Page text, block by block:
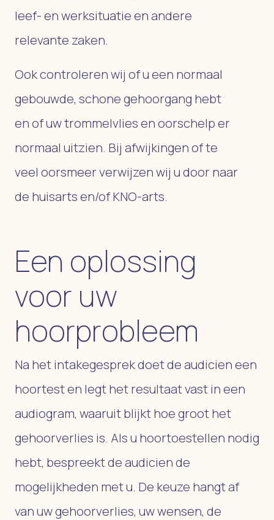
leef- en werksituatie en andere
relevante zaken.
Ook controleren wij of u een normaal
gebouwde, schone gehoorgang hebt
en of uw trommelvlies en oorschelp er
normaal uitzien. Bij afwijkingen of te
veel oorsmeer verwijzen wij u door naar
de huisarts en/of KNO-arts.
Een oplossing
voor uw
hoorprobleem
Na het intakegesprek doet de audicien een
hoortest en legt het resultaat vast in een
audiogram, waaruit blijkt hoe groot het
gehoorverlies is. Als u hoortoestellen nodig
hebt, bespreekt de audicien de
mogelijkheden met u. De keuze hangt af
van uw gehoorverlies, uw wensen, de